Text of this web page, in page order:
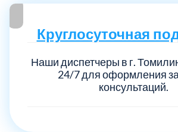
Круглосуточная
Наши диспетчеры в г.
24/7 для оформления
консультаций.